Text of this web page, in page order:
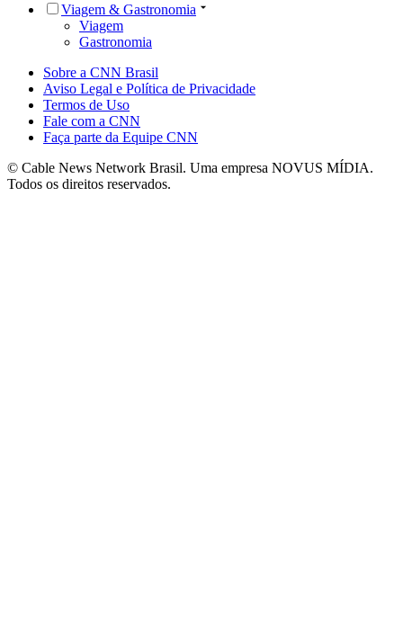
Viagem & Gastronomia
Viagem
Gastronomia
Sobre a CNN Brasil
Aviso Legal e Política de Privacidade
Termos de Uso
Fale com a CNN
Faça parte da Equipe CNN
© Cable News Network Brasil. Uma empresa NOVUS MÍDIA.
Todos os direitos reservados.